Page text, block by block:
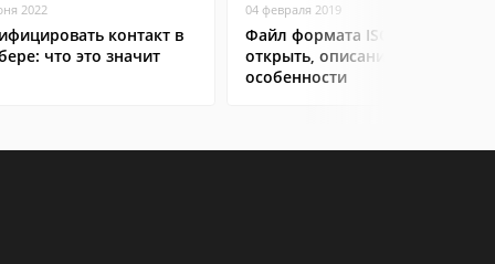
2022
контакт в
что это значит
04 февраля 2019
Файл формата ISO: чем
открыть, описание,
особенности